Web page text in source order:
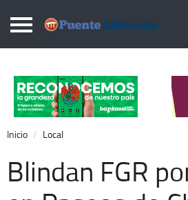
Puentelibre.mx
Local
Nacional
Opinión
Cronos
Economía
Inicio Local
Blindan FGR